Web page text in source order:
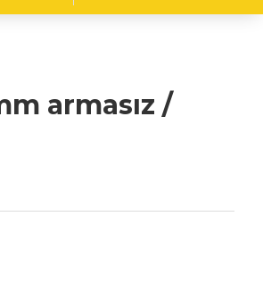
armasız /